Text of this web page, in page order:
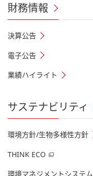
財務情報
決算公告
電子公告
業績ハイライト
サステナビリティ
環境方針/生物多様性方針
THINK ECO
環境マネジメントシステム